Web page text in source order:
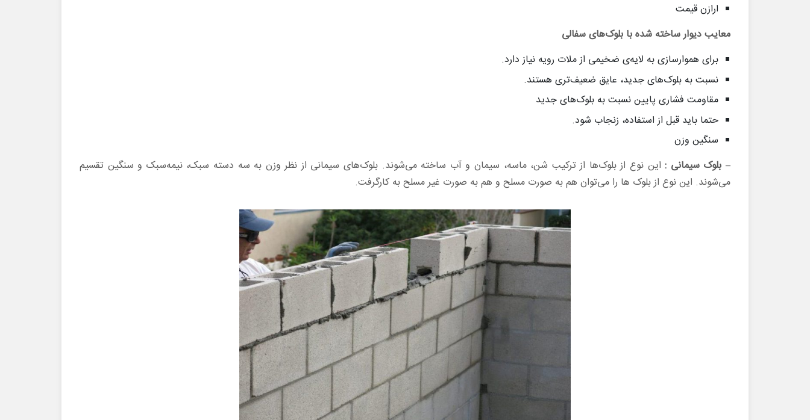
ارازن قیمت
معایب دیوار ساخته شده با بلوک‌های سفالی
برای هموارسازی به لایه‌ی ضخیمی از ملات رویه نیاز دارد.
نسبت به بلوک‌های جدید، عایق ضعیف‌تری هستند.
مقاومت فشاری پایین نسبت به بلوک‌های جدید
حتما باید قبل از استفاده، زنجاب شود.
سنگین وزن
– بلوک سیمانی :این نوع از بلوک‌ها از ترکیب شن، ماسه، سیمان و آب ساخته می‌شوند. بلوک‌های سیمانی از نظر وزن به سه دسته سبک، نیمه‌سبک و سنگین تقسیم
می‌شوند. این نوع از بلوک ‌ها ‌را می‌توان هم به صورت مسلح و هم به صورت غیر مسلح به کارگرفت.